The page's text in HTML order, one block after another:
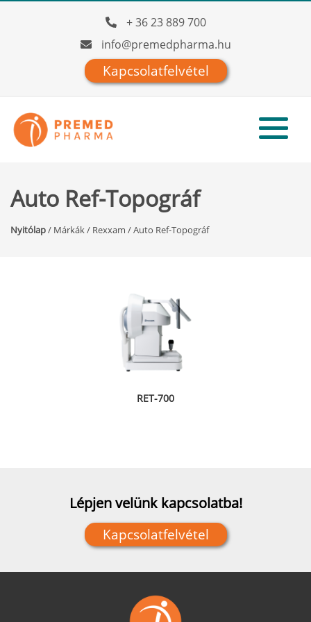
+ 36 23 889 700
info@premedpharma.hu
Kapcsolatfelvétel
Auto Ref-Topográf
Nyitólap/ Márkák/ Rexxam /Auto Ref-Topográf
RET-700
Lépjen velünk kapcsolatba!
Kapcsolatfelvétel